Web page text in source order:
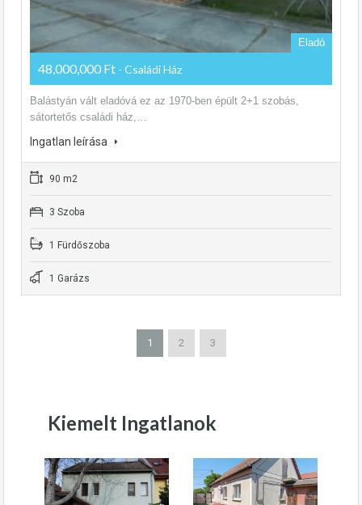
Eladó
48,000,000 Ft - Családi Ház
Balástyán vált eladóvá ez az 1970-ben épült 2+1 szobás,
sátortetős családi ház,…
Ingatlan leírása
90 m2
3 Szoba
1 Fürdőszoba
1 Garázs
1 2 3
Kiemelt Ingatlanok